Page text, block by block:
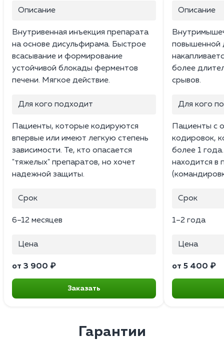
Описание
Внутривенная инъекция препарата
на основе дисульфирама. Быстрое
всасывание и формирование
устойчивой блокады ферментов
печени. Мягкое действие.
Для кого подходит
Пациенты, которые кодируются
впервые или имеют легкую степень
зависимости. Те, кто опасается
"тяжелых" препаратов, но хочет
надежной защиты.
Срок
6–12 месяцев
Цена
от 3 900 ₽
Заказать
Описание
повышенной
более
срывов.
Для кого
Пациенты с
кодировок,
более 1
находится в
Срок
1–2 года
Цена
от 5 400 ₽
Гарантии